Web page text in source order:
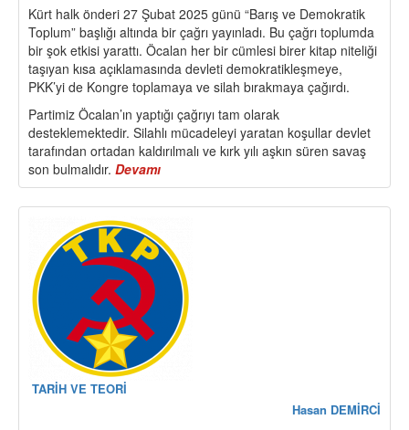
Kürt halk önderi 27 Şubat 2025 günü “Barış ve Demokratik
Toplum” başlığı altında bir çağrı yayınladı. Bu çağrı toplumda
bir şok etkisi yarattı. Öcalan her bir cümlesi birer kitap niteliği
taşıyan kısa açıklamasında devleti demokratikleşmeye,
PKK’yi de Kongre toplamaya ve silah bırakmaya çağırdı.
Partimiz Öcalan’ın yaptığı çağrıyı tam olarak
desteklemektedir. Silahlı mücadeleyi yaratan koşullar devlet
tarafından ortadan kaldırılmalı ve kırk yılı aşkın süren savaş
son bulmalıdır. Devamı
“Barış
ve
Toplum
Çağrısı”
Üzerine
Görüş
Tutumumuzdur
TARİH VE TEORİ
Hasan DEMİRCİ